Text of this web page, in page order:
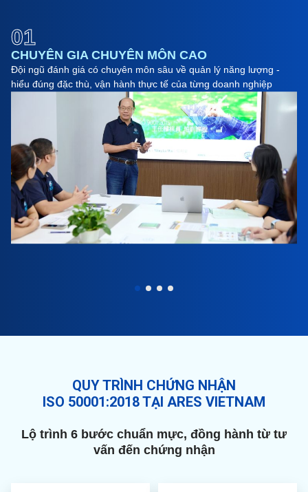
01
CHUYÊN GIA CHUYÊN MÔN CAO
Đội ngũ đánh giá có chuyên môn sâu về quản lý năng lượng -
hiểu đúng đặc thù, vận hành thực tế của từng doanh nghiệp
QUY TRÌNH CHỨNG NHẬN
ISO 50001:2018 TẠI ARES VIETNAM
Lộ trình 6 bước chuẩn mực, đồng hành từ tư
vấn đến chứng nhận